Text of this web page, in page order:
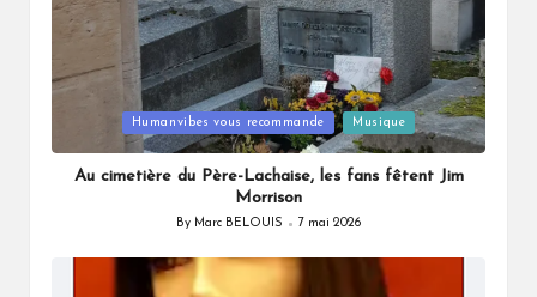
Humanvibes vous recommande Musique
Au cimetière du Père-Lachaise, les fans fêtent Jim
Morrison
Posted
By Marc BELOUIS 7 mai 2026